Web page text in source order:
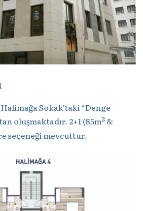
Sokak’taki “Denge
oluşmaktadır. 2+1 (85m2 &
seçeneği mevcuttur.